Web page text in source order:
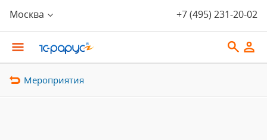
Москва +7 (495) 231-20-02
Мероприятия